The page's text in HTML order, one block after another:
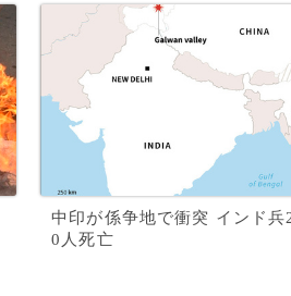
中印が係争地で衝突 インド兵
0人死亡